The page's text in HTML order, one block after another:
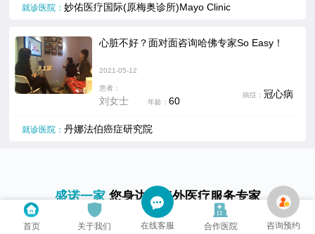
就诊医院：妙佑医疗国际(原梅奥诊所)Mayo Clinic
心脏不好？面对面咨询哈佛专家So Easy！
2021-05-12
患者：
刘女士 年龄：60
病症： 冠心病
就诊医院：丹娜法伯癌症研究院
盛诺一家您身边的海外医疗服务专家
PARTNERS
首页 关于我们 在线客服 合作医院 咨询预约